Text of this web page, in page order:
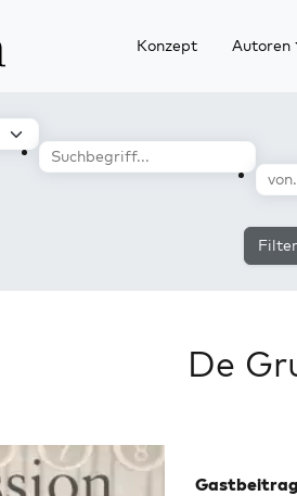
Konzept Autoren
De
Gastbeitrag